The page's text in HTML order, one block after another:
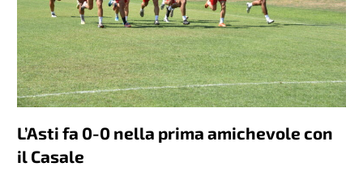
L’Asti fa 0-0 nella prima amichevole con
il Casale